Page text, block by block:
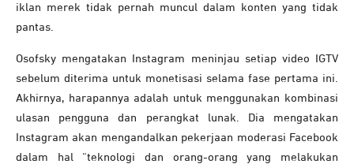
iklan merek tidak pernah muncul dalam konten yang tidak
pantas.
Osofsky mengatakan Instagram meninjau setiap video IGTV
sebelum diterima untuk monetisasi selama fase pertama ini.
Akhirnya, harapannya adalah untuk menggunakan kombinasi
ulasan pengguna dan perangkat lunak. Dia mengatakan
Instagram akan mengandalkan pekerjaan moderasi Facebook
dalam hal “teknologi dan orang-orang yang melakukan